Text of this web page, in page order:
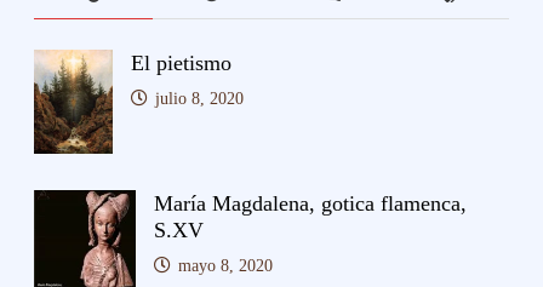
El pietismo
julio 8, 2020
María Magdalena, gotica flamenca,
S.XV
mayo 8, 2020